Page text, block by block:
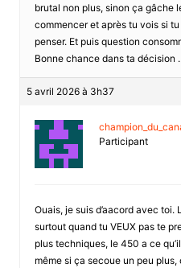
brutal non plus, sinon ça gâche
commencer et après tu vois si
penser. Et puis question
Bonne chance dans ta décision
5 avril 2026 à 3h37
Participant
Ouais, je suis d’aacord avec toi.
surtout quand tu VEUX pas te
plus techniques, le 450 a ce
même si ça secoue un peu plus,